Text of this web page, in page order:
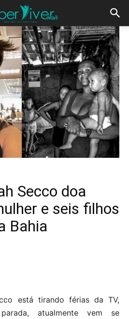
Secco doa
e seis filhos
Bahia
está tirando férias da TV,
atualmente vem se